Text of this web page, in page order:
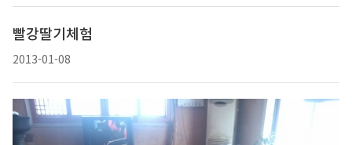
빨강딸기체험
2013-01-08